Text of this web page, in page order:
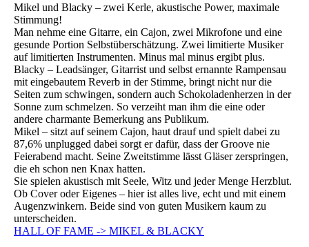
Mikel und Blacky – zwei Kerle, akustische Power, maximale
Stimmung!
Man nehme eine Gitarre, ein Cajon, zwei Mikrofone und eine
gesunde Portion Selbstüberschätzung. Zwei limitierte Musiker
auf limitierten Instrumenten. Minus mal minus ergibt plus.
Blacky – Leadsänger, Gitarrist und selbst ernannte Rampensau
mit eingebautem Reverb in der Stimme, bringt nicht nur die
Seiten zum schwingen, sondern auch Schokoladenherzen in der
Sonne zum schmelzen. So verzeiht man ihm die eine oder
andere charmante Bemerkung ans Publikum.
Mikel – sitzt auf seinem Cajon, haut drauf und spielt dabei zu
87,6% unplugged dabei sorgt er dafür, dass der Groove nie
Feierabend macht. Seine Zweitstimme lässt Gläser zerspringen,
die eh schon nen Knax hatten.
Sie spielen akustisch mit Seele, Witz und jeder Menge Herzblut.
Ob Cover oder Eigenes – hier ist alles live, echt und mit einem
Augenzwinkern. Beide sind von guten Musikern kaum zu
unterscheiden.
HALL OF FAME -> MIKEL & BLACKY